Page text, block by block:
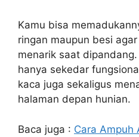
Kamu bisa
ringan maupun besi
menarik saat
hanya sekedar
kaca juga sekaligus
halaman depan hunian.
Baca juga : Cara Ampuh